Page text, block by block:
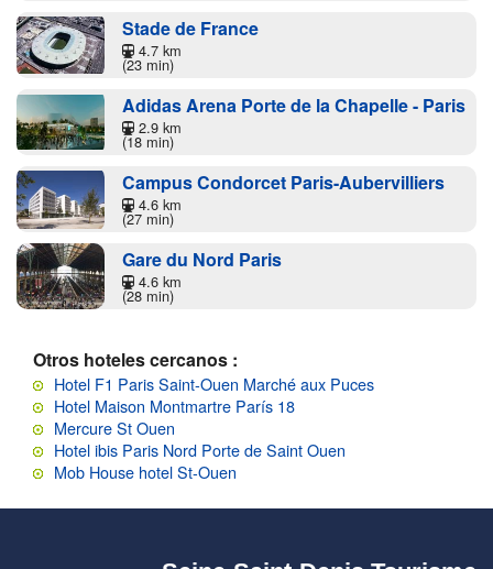
Stade de France
4.7 km
(23 min)
Adidas Arena Porte de la Chapelle - Paris
2.9 km
(18 min)
Campus Condorcet Paris-Aubervilliers
4.6 km
(27 min)
Gare du Nord Paris
4.6 km
(28 min)
Otros hoteles cercanos :
Hotel F1 Paris Saint-Ouen Marché aux Puces
Hotel Maison Montmartre París 18
Mercure St Ouen
Hotel ibis Paris Nord Porte de Saint Ouen
Mob House hotel St-Ouen